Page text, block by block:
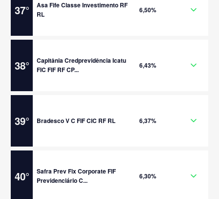
37°
Asa Fife Classe Investimento RF
RL
6,50%
38°
Capitânia Credprevidência Icatu
FIC FIF RF CP...
6,43%
39° Bradesco V C FIF CIC RF RL 6,37%
40°
Safra Prev Fix Corporate FIF
Previdenciário C...
6,30%